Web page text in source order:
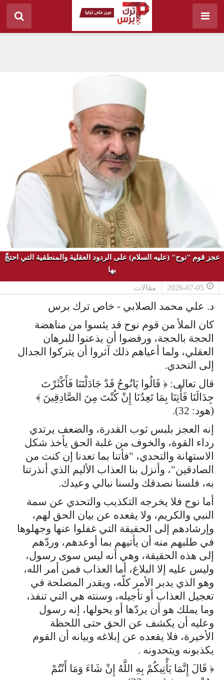
عجز قوم "نوح" (عليه السلام) على الردود العقلية والمنطقية التي احتجَّ
بها
2026-07-05 مقالات
د. علي محمد الصلابي - خاص ترك برس
كان الملأ من قوم نوح قد يئسوا من مناهضة
الحجة بالحجة، ورفضوا أن يذعنوا للبرهان
العقلي، ولما أعياهم ذلك آثروا أن يتركوا الجدال
إلى التحدي.
قال تعالى: ﴿ قَالُوا يَانُوحُ قَدْ جَادَلْتَنَا فَأَكْثَرْتَ
جِدَالَنَا فَأْتِنَا بِمَا تَعِدُنَا إِنْ كُنْتَ مِنَ الصَّادِقِينَ ﴾
(هود: 32).
إنه العجز بلبس ثوب القدرة، والضعف يرتدي
رداء القوة، والخوف من غلبة الحق يأخذ شكل
الاستهانة والتحدي، "فأتنا بما تعدنا إن كنت من
الصادقين"، وأنزل بنا العذاب الأليم الذي أنذرتنا
به، فلسنا نصدقك ولسنا نبالي وعيدك.
أما نوح فلا يخرجه التكذيب والتحدي عن سمة
النبي والكريم، ولا يقعده عن بيان الحق لهم،
وإرشادهم إلى الحقيقة التي غفلوا عنها وجهلوها
في طلبهم منه أن يأتيهم بما أوعدهم، وردّهم
إلى هذه الحقيقة، وهي أنه ليس سوى رسول،
وليس عليه إلا البلاغ، أما العذاب فمن أمر الله،
وهو الذي يدبر الأمر كلّه، ويقدر المصلحة في
تعجيل العذاب أو تأجيله، وسنته هي التي تنفذ،
وما يملك هو أن يردّها أو يحولها، إنه رسول
وعليه أن يكشف عن الحق حتى اللحظة
الأخيرة، فلا يقعده عن إبلاغه وبيانه أن القوم
يكذبونه ويتحدونه .
﴿ قَالَ إِنَّمَا يَأْتِيكُمْ بِهِ اللَّهُ إِنْ شَاءَ وَمَا أَنْتُمْ